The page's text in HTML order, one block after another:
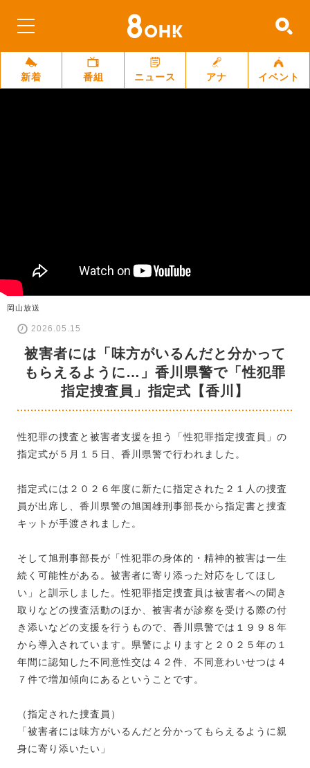
新着 番組 ニュース アナ イベント
岡山放送
2026.05.15
被害者には「味方がいるんだと分かって
もらえるように…」香川県警で「性犯罪
指定捜査員」指定式【香川】
性犯罪の捜査と被害者支援を担う「性犯罪指定捜査員」の
指定式が５月１５日、香川県警で行われました。
指定式には２０２６年度に新たに指定された２１人の捜査
員が出席し、香川県警の旭国雄刑事部長から指定書と捜査
キットが手渡されました。
そして旭刑事部長が「性犯罪の身体的・精神的被害は一生
続く可能性がある。被害者に寄り添った対応をしてほし
い」と訓示しました。性犯罪指定捜査員は被害者への聞き
取りなどの捜査活動のほか、被害者が診察を受ける際の付
き添いなどの支援を行うもので、香川県警では１９９８年
から導入されています。県警によりますと２０２５年の１
年間に認知した不同意性交は４２件、不同意わいせつは４
７件で増加傾向にあるということです。
（指定された捜査員）
「被害者には味方がいるんだと分かってもらえるように親
身に寄り添いたい」